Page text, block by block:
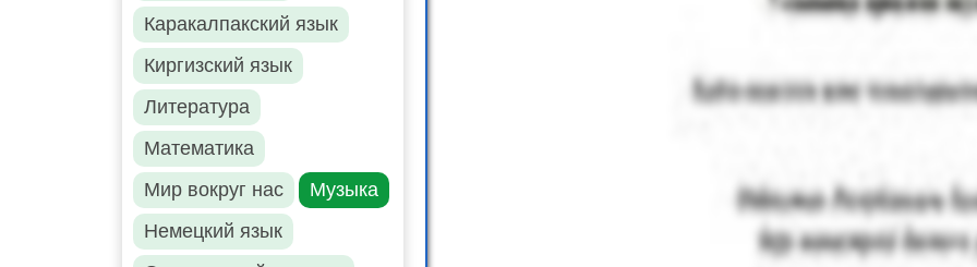
Каракалпакский язык
Киргизский язык
Литература
Математика
Мир вокруг нас
Музыка
Немецкий язык